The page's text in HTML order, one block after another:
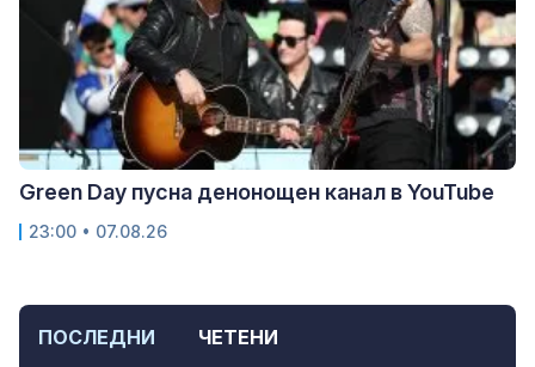
ПОСЛЕДНИ ЧЕТЕНИ
Green Day пусна денонощен канал в YouTube
23:00 • 07.08.26